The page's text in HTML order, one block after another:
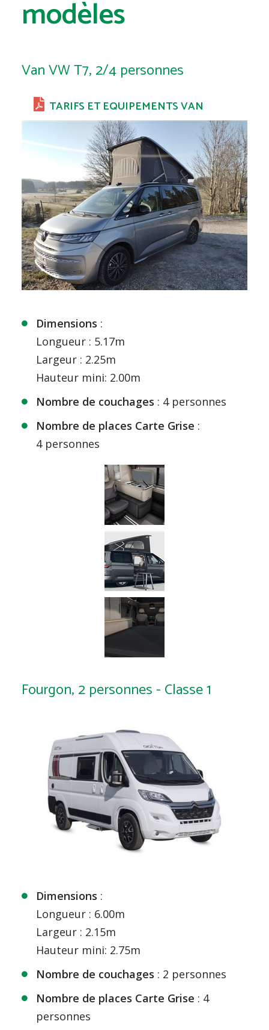
modèles
Van VW T7, 2/4 personnes
TARIFS ET EQUIPEMENTS VAN
Dimensions :
Longueur : 5.17m
Largeur : 2.25m
Hauteur mini: 2.00m
Nombre de couchages : 4 personnes
Nombre de places Carte Grise :
4 personnes
Fourgon, 2 personnes - Classe 1
Dimensions :
Longueur : 6.00m
Largeur : 2.15m
Hauteur mini: 2.75m
Nombre de couchages : 2 personnes
Nombre de places Carte Grise : 4
personnes